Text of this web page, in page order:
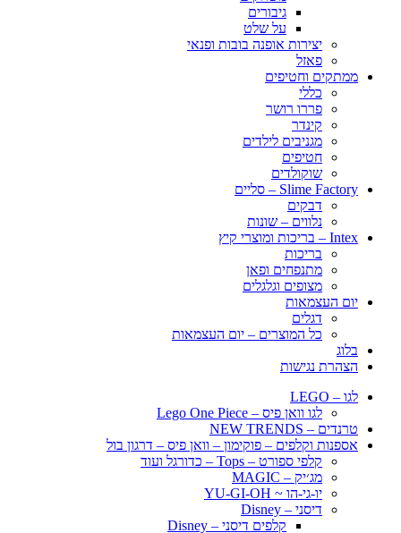
גיבורים
על שלט
יצירות אופנה בובות ופנאי
פאזל
ממתקים וחטיפים
כללי
פררו רושר
קינדר
מגניבים לילדים
חטיפים
שוקולדים
Slime Factory – סליים
דבקים
נלווים – שונות
Intex – בריכות ומוצרי קיץ
בריכות
מתנפחים ופאן
מצופים וגלגלים
יום העצמאות
דגלים
כל המוצרים – יום העצמאות
בלוג
הצהרת נגישות
לגו – LEGO
לגו וואן פיס – Lego One Piece
טרנדים – NEW TRENDS
אספנות וקלפים – פוקימון – וואן פיס – דרגון בול
קלפי ספורט – Tops – כדורגל ועוד
מג׳יק – MAGIC
יו-גי-הו ~ YU-GI-OH
דיסני – Disney
קלפים דיסני – Disney